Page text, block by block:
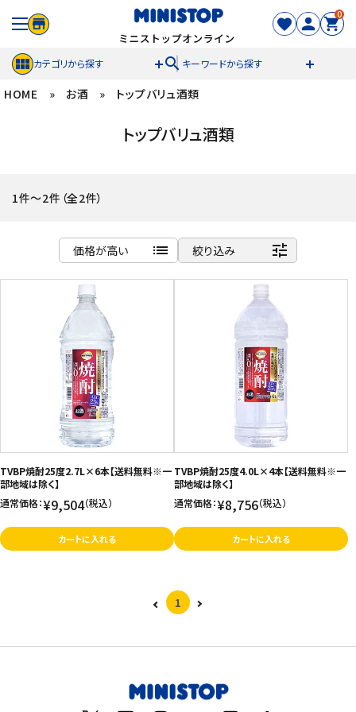
0
カテゴリから探す search キーワードから探す
ACCOUNT MENU
セール商品
カテゴリから探す
スイーツ
お菓子
飲料
酒類
日用品
ギフト
セール
HOME » お酒 » トップバリュ酒類
トップバリュ酒類
1件～2件（全2件）
価格が高い list
商品名
新着順
発売日順
価格が安い
価格が高い
お気に入り登録数
絞り込み tune
TVBP焼酎25度2.7L×6本【送料無料※一
部地域は除く】
通常価格：¥9,504（税込）
カートに入れる
TVBP焼酎25度4.0L×4本【送料無料※一
部地域は除く】
通常価格：¥8,756（税込）
カートに入れる
1